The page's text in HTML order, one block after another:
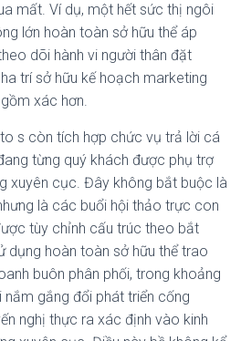
mất. Ví dụ, một hết sức thị ngôi
lớn hoàn toàn sở hữu thể áp
dõi hành vi người thân đặt
trí sở hữu kế hoạch marketing
xác hơn.
s còn tích hợp chức vụ trả lời cá
từng quý khách được phụ trợ
xuyên cục. Đây không bắt buộc là
là các buổi hội thảo trực con
tùy chỉnh cấu trúc theo bắt
dụng hoàn toàn sở hữu thể trao
buôn phân phối, trong khoảng
gắng đổi phát triển cống
nghị thực ra xác định vào kinh